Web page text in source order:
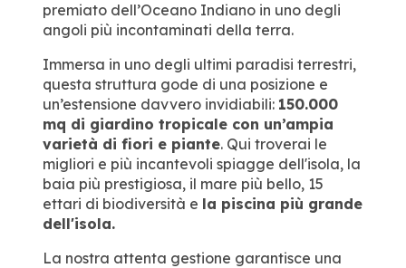
premiato dell’Oceano Indiano in uno degli
angoli più incontaminati della terra.
Immersa in uno degli ultimi paradisi terrestri,
questa struttura gode di una posizione e
un’estensione davvero invidiabili: 150.000
mq di giardino tropicale con un’ampia
varietà di fiori e piante. Qui troverai le
migliori e più incantevoli spiagge dell'isola, la
baia più prestigiosa, il mare più bello, 15
ettari di biodiversità e la piscina più grande
dell'isola.
La nostra attenta gestione garantisce una